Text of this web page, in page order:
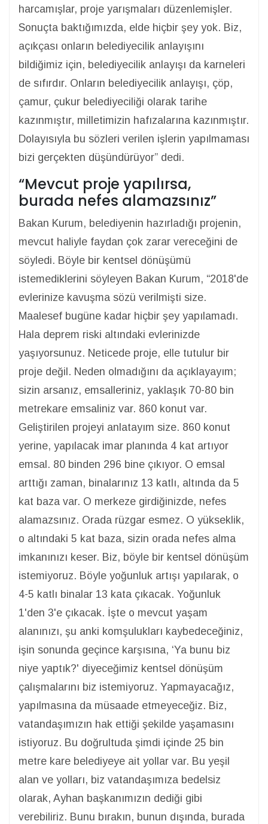
harcamışlar, proje yarışmaları düzenlemişler.
Sonuçta baktığımızda, elde hiçbir şey yok. Biz,
açıkçası onların belediyecilik anlayışını
bildiğimiz için, belediyecilik anlayışı da karneleri
de sıfırdır. Onların belediyecilik anlayışı, çöp,
çamur, çukur belediyeciliği olarak tarihe
kazınmıştır, milletimizin hafızalarına kazınmıştır.
Dolayısıyla bu sözleri verilen işlerin yapılmaması
bizi gerçekten düşündürüyor” dedi.
“Mevcut proje yapılırsa,
burada nefes alamazsınız”
Bakan Kurum, belediyenin hazırladığı projenin,
mevcut haliyle faydan çok zarar vereceğini de
söyledi. Böyle bir kentsel dönüşümü
istemediklerini söyleyen Bakan Kurum, “2018'de
evlerinize kavuşma sözü verilmişti size.
Maalesef bugüne kadar hiçbir şey yapılamadı.
Hala deprem riski altındaki evlerinizde
yaşıyorsunuz. Neticede proje, elle tutulur bir
proje değil. Neden olmadığını da açıklayayım;
sizin arsanız, emsalleriniz, yaklaşık 70-80 bin
metrekare emsaliniz var. 860 konut var.
Geliştirilen projeyi anlatayım size. 860 konut
yerine, yapılacak imar planında 4 kat artıyor
emsal. 80 binden 296 bine çıkıyor. O emsal
arttığı zaman, binalarınız 13 katlı, altında da 5
kat baza var. O merkeze girdiğinizde, nefes
alamazsınız. Orada rüzgar esmez. O yükseklik,
o altındaki 5 kat baza, sizin orada nefes alma
imkanınızı keser. Biz, böyle bir kentsel dönüşüm
istemiyoruz. Böyle yoğunluk artışı yapılarak, o
4-5 katlı binalar 13 kata çıkacak. Yoğunluk
1'den 3'e çıkacak. İşte o mevcut yaşam
alanınızı, şu anki komşulukları kaybedeceğiniz,
işin sonunda geçince karşısına, ‘Ya bunu biz
niye yaptık?' diyeceğimiz kentsel dönüşüm
çalışmalarını biz istemiyoruz. Yapmayacağız,
yapılmasına da müsaade etmeyeceğiz. Biz,
vatandaşımızın hak ettiği şekilde yaşamasını
istiyoruz. Bu doğrultuda şimdi içinde 25 bin
metre kare belediyeye ait yollar var. Bu yeşil
alan ve yolları, biz vatandaşımıza bedelsiz
olarak, Ayhan başkanımızın dediği gibi
verebiliriz. Bunu bırakın, bunun dışında, burada